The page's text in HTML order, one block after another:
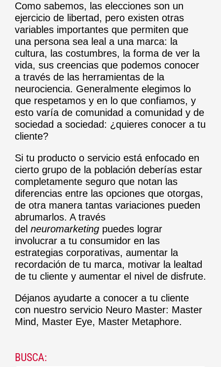
Como sabemos, las elecciones son un
ejercicio de libertad, pero existen otras
variables importantes que permiten que
una persona sea leal a una marca: la
cultura, las costumbres, la forma de ver la
vida, sus creencias que podemos conocer
a través de las herramientas de la
neurociencia. Generalmente elegimos lo
que respetamos y en lo que confiamos, y
esto varía de comunidad a comunidad y de
sociedad a sociedad: ¿quieres conocer a tu
cliente?
Si tu producto o servicio está enfocado en
cierto grupo de la población deberías estar
completamente seguro que notan las
diferencias entre las opciones que otorgas,
de otra manera tantas variaciones pueden
abrumarlos. A través
del neuromarketing puedes lograr
involucrar a tu consumidor en las
estrategias corporativas, aumentar la
recordación de tu marca, motivar la lealtad
de tu cliente y aumentar el nivel de disfrute.
Déjanos ayudarte a conocer a tu cliente
con nuestro servicio Neuro Master: Master
Mind, Master Eye, Master Metaphore.
BUSCA: